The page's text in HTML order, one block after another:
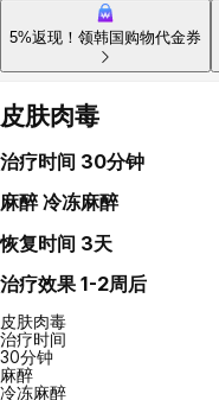
5%返现！领韩国购物代金券
皮肤肉毒
治疗时间 30分钟
麻醉 冷冻麻醉
恢复时间 3天
治疗效果 1-2周后
皮肤肉毒
治疗时间
30分钟
麻醉
冷冻麻醉